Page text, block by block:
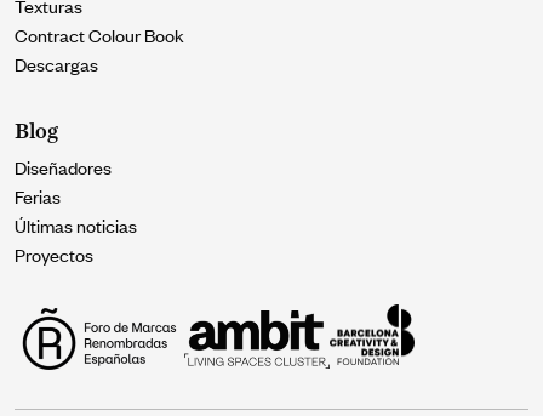
Texturas
Contract Colour Book
Descargas
Blog
Diseñadores
Ferias
Últimas noticias
Proyectos